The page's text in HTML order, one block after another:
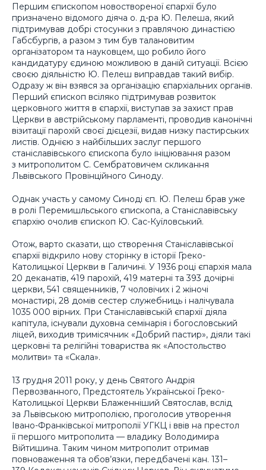
Першим єпископом новоствореної єпархії було
призначено відомого діяча о. д-ра Ю. Пелеша, який
підтримував добрі стосунки з правлячою династією
Габсбургів, а разом з тим був талановитим
організатором та науковцем, що робило його
кандидатуру єдиною можливою в даній ситуації. Всією
своєю діяльністю Ю. Пелеш виправдав такий вибір.
Одразу ж він взявся за організацію єпархіальних органів.
Перший єпископ всіляко підтримував розвиток
церковного життя в єпархії, виступав за захист прав
Церкви в австрійському парламенті, проводив канонічні
візитації парохій своєї дієцезії, видав низку пастирських
листів. Однією з найбільших заслуг першого
станіславівського єпископа було ініціювання разом
з митрополитом С. Сембратовичем скликання
Львівського Провінційного Синоду.
Однак участь у самому Синоді єп. Ю. Пелеш брав уже
в ролі Перемишльського єпископа, а Станіславівську
єпархію очолив єпископ Ю. Сас-Куїловський.
Отож, варто сказати, що створення Станіславівської
єпархії відкрило нову сторінку в історії Греко-
Католицької Церкви в Галичині. У 1936 році єпархія мала
20 деканатів, 419 парохій, 419 матерні та 393 дочірні
церкви, 541 священників, 7 чоловічих і 2 жіночі
монастирі, 28 домів сестер служебниць і налічувала
1035 000 вірних. При Станіславівській єпархії діяла
капітула, існували духовна семінарія і богословський
ліцей, виходив тримісячник «Добрий пастир», діяли такі
церковні та релігійні товариства як «Апостольство
молитви» та «Скала».
13 грудня 2011 року, у день Святого Андрія
Первозванного, Предстоятель Української Греко-
Католицької Церкви Блаженніший Святослав, вслід
за Львівською митрополією, проголосив утворення
Івано-Франківської митрополії УГКЦ і ввів на престол
її першого митрополита — владику Володимира
Війтишина. Таким чином митрополит отримав
повноваження та обов’язки, передбачені кан. 131–